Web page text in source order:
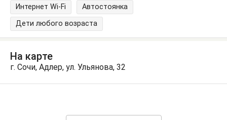
Интернет Wi-Fi
Автостоянка
Дети любого возраста
На карте
г. Сочи, Адлер, ул. Ульянова, 32